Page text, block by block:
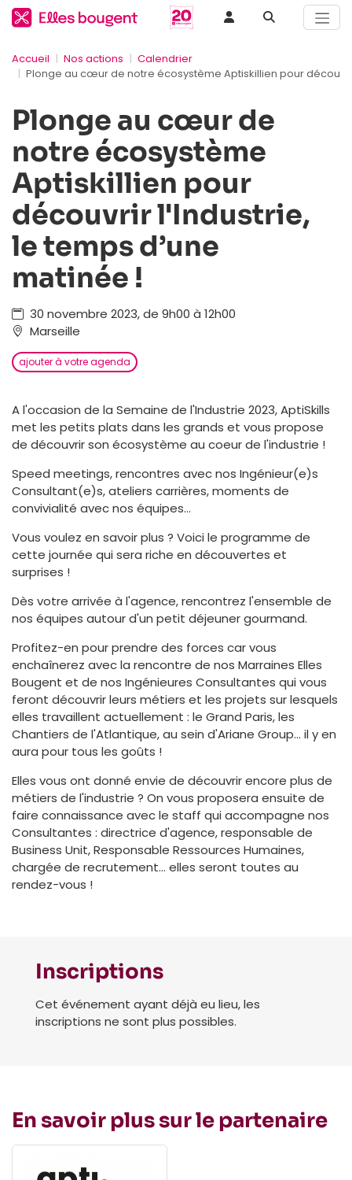
Accueil Nos actions
Calendrier
Plonge au cœur de notre écosystème Aptiskillien pour
Plonge au cœur de
notre écosystème
Aptiskillien pour
découvrir l'Industrie,
le temps d’une
matinée !
30 novembre 2023, de 9h00 à 12h00
Marseille
ajouter à votre agenda
A l'occasion de la Semaine de l'Industrie 2023, AptiSkills
met les petits plats dans les grands et vous propose
de découvrir son écosystème au coeur de l'industrie !
Speed meetings, rencontres avec nos Ingénieur(e)s
Consultant(e)s, ateliers carrières, moments de
convivialité avec nos équipes...
Vous voulez en savoir plus ? Voici le programme de
cette journée qui sera riche en découvertes et
surprises !
Dès votre arrivée à l'agence, rencontrez l'ensemble de
nos équipes autour d'un petit déjeuner gourmand.
Profitez-en pour prendre des forces car vous
enchaînerez avec la rencontre de nos Marraines Elles
Bougent et de nos Ingénieures Consultantes qui vous
feront découvrir leurs métiers et les projets sur lesquels
elles travaillent actuellement : le Grand Paris, les
Chantiers de l'Atlantique, au sein d'Ariane Group... il y en
aura pour tous les goûts !
Elles vous ont donné envie de découvrir encore plus de
métiers de l'industrie ? On vous proposera ensuite de
faire connaissance avec le staff qui accompagne nos
Consultantes : directrice d'agence, responsable de
Business Unit, Responsable Ressources Humaines,
chargée de recrutement... elles seront toutes au
rendez-vous !
Inscriptions
Cet événement ayant déjà eu lieu, les
inscriptions ne sont plus possibles.
En savoir plus sur le partenaire